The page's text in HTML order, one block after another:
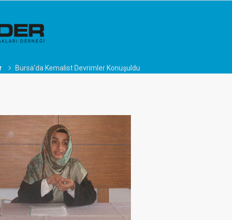
Bursa'da Kemalist Devrimler Konuşuldu